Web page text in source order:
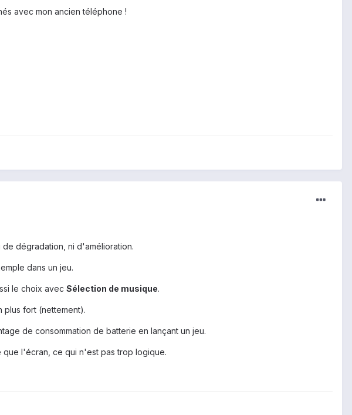
avec mon ancien téléphone !
dégradation, ni d'amélioration.
dans un jeu.
le choix avec Sélection de musique.
plus fort (nettement).
de consommation de batterie en lançant un jeu.
l'écran, ce qui n'est pas trop logique.